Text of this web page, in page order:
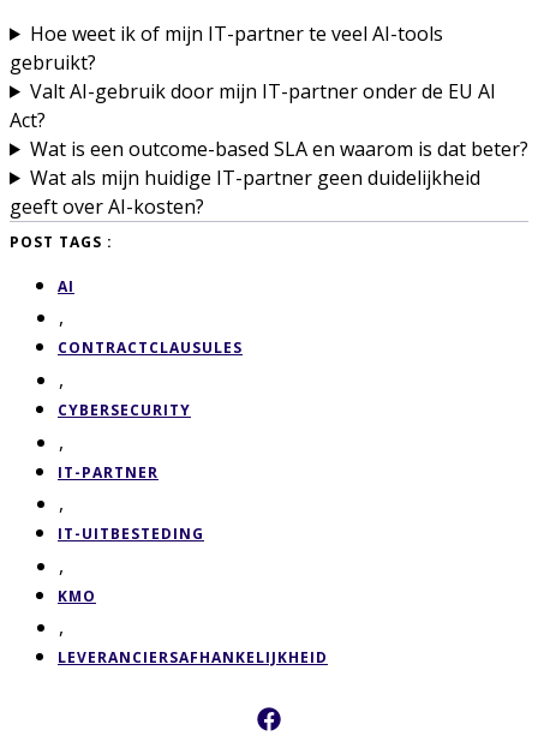
Hoe weet ik of mijn IT-partner te veel AI-tools
gebruikt?
Valt AI-gebruik door mijn IT-partner onder de EU AI
Act?
Wat is een outcome-based SLA en waarom is dat beter?
Wat als mijn huidige IT-partner geen duidelijkheid
geeft over AI-kosten?
POST TAGS :
AI
,
CONTRACTCLAUSULES
,
CYBERSECURITY
,
IT-PARTNER
,
IT-UITBESTEDING
,
KMO
,
LEVERANCIERSAFHANKELIJKHEID